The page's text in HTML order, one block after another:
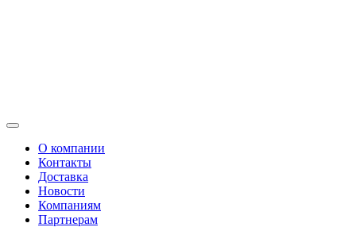
О компании
Контакты
Доставка
Новости
Компаниям
Партнерам